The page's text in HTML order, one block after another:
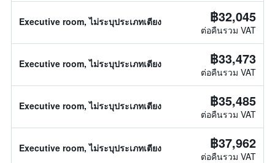
Executive room, ไม่ระบุประเภทเตียง ฿32,045
ต่อคืนรวม VAT
Executive room, ไม่ระบุประเภทเตียง ฿33,473
ต่อคืนรวม VAT
Executive room, ไม่ระบุประเภทเตียง ฿35,485
ต่อคืนรวม VAT
Executive room, ไม่ระบุประเภทเตียง ฿37,962
ต่อคืนรวม VAT